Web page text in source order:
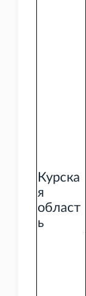
Курска
я
област
ь